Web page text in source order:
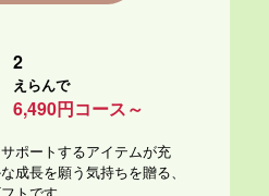
2
えらんで
6,490円コース～
ポートするアイテムが充
成長を願う気持ちを贈る、